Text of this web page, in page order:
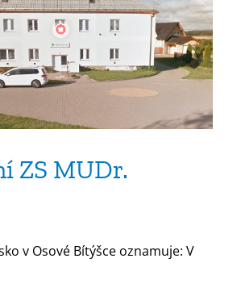
MUDr.
Švehlová
ZS MUDr.
v Osové Bítýšce oznamuje: V